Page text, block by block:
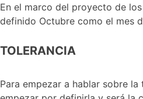
En el marco del proyecto de
definido Octubre como el mes
TOLERANCIA
Para empezar a hablar sobre